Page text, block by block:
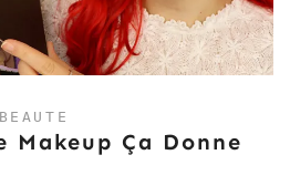
BEAUTE
Makeup Ça Donne